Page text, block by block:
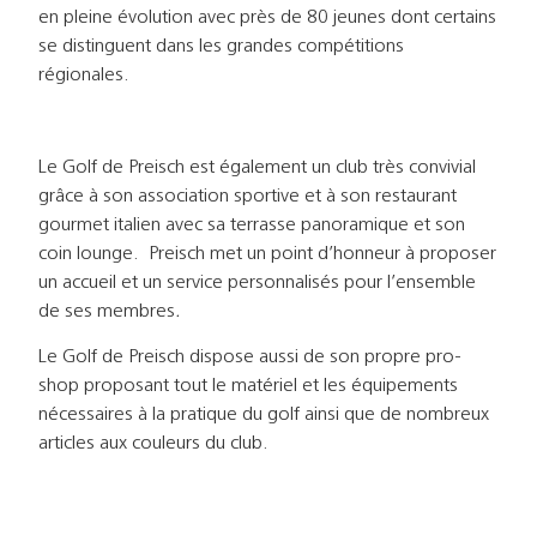
en pleine évolution avec près de 80 jeunes dont certains
se distinguent dans les grandes compétitions
régionales.
Le Golf de Preisch est également un club très convivial
grâce à son association sportive et à son restaurant
gourmet italien avec sa terrasse panoramique et son
coin lounge. Preisch met un point d’honneur à proposer
un accueil et un service personnalisés pour l’ensemble
de ses membres.
Le Golf de Preisch dispose aussi de son propre pro-
shop proposant tout le matériel et les équipements
nécessaires à la pratique du golf ainsi que de nombreux
articles aux couleurs du club.